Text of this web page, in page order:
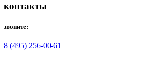
контакты
звоните:
8 (495) 256-00-61